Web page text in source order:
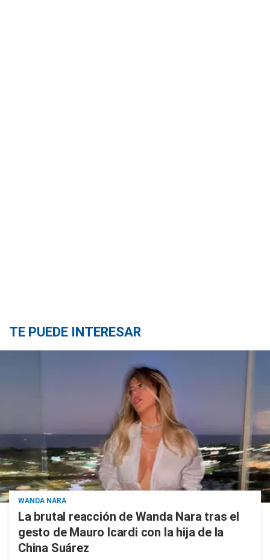
TE PUEDE INTERESAR
WANDA NARA
La brutal reacción de Wanda Nara tras el
gesto de Mauro Icardi con la hija de la
China Suárez